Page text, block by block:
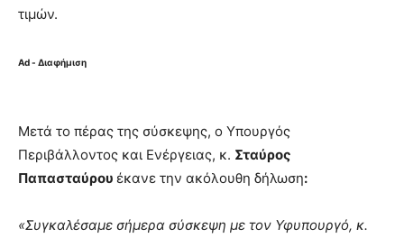
τιμών.
Ad - Διαφήμιση
Μετά το πέρας της σύσκεψης, ο Υπουργός
Περιβάλλοντος και Ενέργειας, κ. Σταύρος
Παπασταύρου έκανε την ακόλουθη δήλωση:
«Συγκαλέσαμε σήμερα σύσκεψη με τον Υφυπουργό, κ.